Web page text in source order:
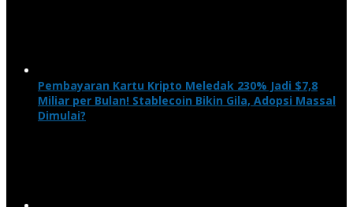
Pembayaran Kartu Kripto Meledak 230% Jadi $7,8
Miliar per Bulan! Stablecoin Bikin Gila, Adopsi Massal
Dimulai?